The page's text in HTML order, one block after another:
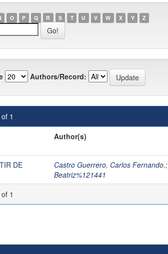
O P Q R S T U V W X Y Z
Authors/Record:
1
Author(s)
DE
Castro Guerrero, Carlos Fernando.;
Beatriz%121441
1